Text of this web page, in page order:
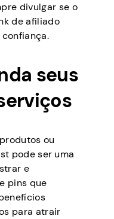
divulgar se o
de afiliado
seus
ou
pode ser uma
e
pins que
para atrair